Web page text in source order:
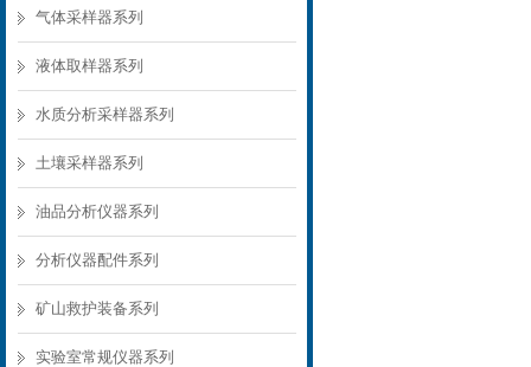
气体采样器系列
液体取样器系列
水质分析采样器系列
土壤采样器系列
油品分析仪器系列
分析仪器配件系列
矿山救护装备系列
实验室常规仪器系列